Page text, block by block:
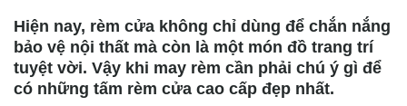
Hiện nay, rèm cửa không chỉ dùng để chắn nắng
bảo vệ nội thất mà còn là một món đồ trang trí
tuyệt vời. Vậy khi may rèm cần phải chú ý gì để
có những tấm rèm cửa cao cấp đẹp nhất.